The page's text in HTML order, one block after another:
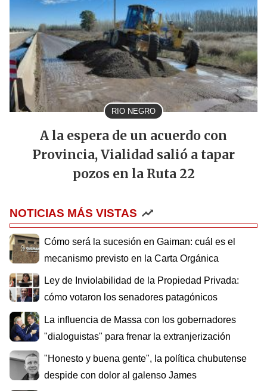
RIO NEGRO
A la espera de un acuerdo con
Provincia, Vialidad salió a tapar
pozos en la Ruta 22
NOTICIAS MÁS VISTAS
Cómo será la sucesión en Gaiman: cuál es el
mecanismo previsto en la Carta Orgánica
Ley de Inviolabilidad de la Propiedad Privada:
cómo votaron los senadores patagónicos
La influencia de Massa con los gobernadores
"dialoguistas" para frenar la extranjerización
"Honesto y buena gente", la política chubutense
despide con dolor al galenso James